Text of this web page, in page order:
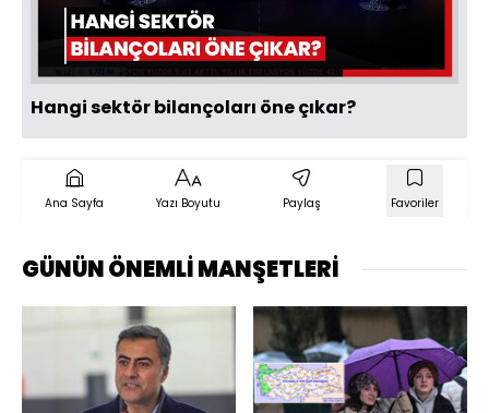
Oynat
Hangi sektör bilançoları öne çıkar?
Ana Sayfa Yazı Boyutu Paylaş Favoriler
GÜNÜN ÖNEMLİ MANŞETLERİ